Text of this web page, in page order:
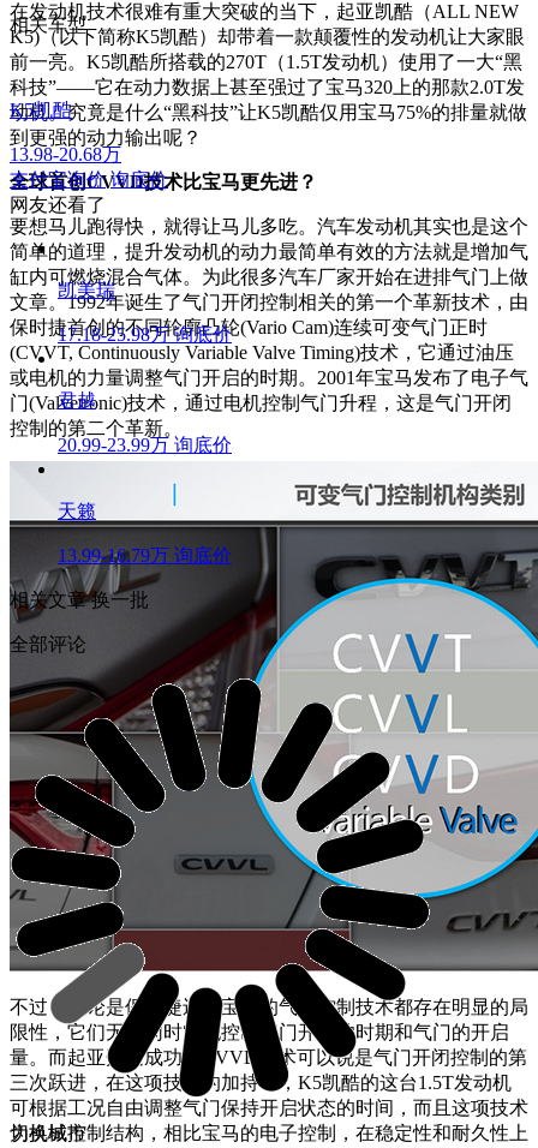
在发动机技术很难有重大突破的当下，起亚凯酷（ALL NEW
K5)（以下简称K5凯酷）却带着一款颠覆性的发动机让大家眼
前一亮。K5凯酷所搭载的270T（1.5T发动机）使用了一大“黑
科技”——它在动力数据上甚至强过了宝马320上的那款2.0T发
动机。究竟是什么“黑科技”让K5凯酷仅用宝马75%的排量就做
到更强的动力输出呢？
全球首创CVVD技术比宝马更先进？
要想马儿跑得快，就得让马儿多吃。汽车发动机其实也是这个
简单的道理，提升发动机的动力最简单有效的方法就是增加气
缸内可燃烧混合气体。为此很多汽车厂家开始在进排气门上做
文章。1992年诞生了气门开闭控制相关的第一个革新技术，由
保时捷首创的不同轮廓凸轮(Vario Cam)连续可变气门正时
(CVVT, Continuously Variable Valve Timing)技术，它通过油压
或电机的力量调整气门开启的时期。2001年宝马发布了电子气
门(Valvetronic)技术，通过电机控制气门升程，这是气门开闭
控制的第二个革新。
不过，无论是保时捷还是宝马的气门控制技术都存在明显的局
限性，它们无法同时实现控制气门开启的时期和气门的开启
量。而起亚开发成功的CVVD技术可以说是气门开闭控制的第
三次跃进，在这项技术的加持下，K5凯酷的这台1.5T发动机
可根据工况自由调整气门保持开启状态的时间，而且这项技术
为机械控制结构，相比宝马的电子控制，在稳定性和耐久性上
相关车型
K5凯酷
13.98-20.68万
支付宝询价 询底价
网友还看了
凯美瑞
17.18-25.98万 询底价
君越
20.99-23.99万 询底价
天籁
13.99-16.79万 询底价
相关文章换一批
全部评论
切换城市